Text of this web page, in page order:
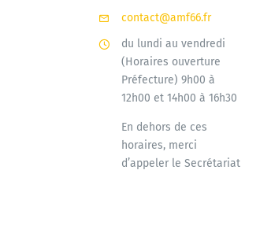
contact@amf66.fr
du lundi au vendredi
(Horaires ouverture
Préfecture) 9h00 à
12h00 et 14h00 à 16h30
En dehors de ces
horaires, merci
d’appeler le Secrétariat